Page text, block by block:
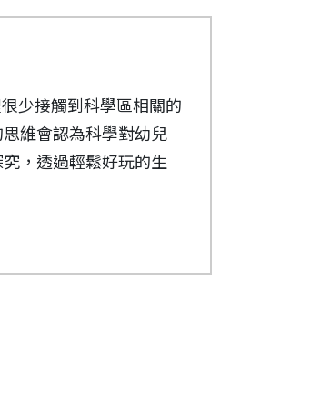
一畫出來，接著再從
一起努力往前進，並
人組帶著興奮的心情
並確實解決，最後編
自主遊戲為本的影片
深刻畫了一段難以往
部屬於自己的逐格動
，藉由述說故事的表
程的我們，其實是跟
了孩子的心，更了解了
可愛動畫小故事，都
的前端，更回顧保守
響起，我看見的不僅
少接觸到科學區相關的
維會認為科學對幼兒
，透過輕鬆好玩的生
為科學對幼兒來說是
中，建立自信心與快